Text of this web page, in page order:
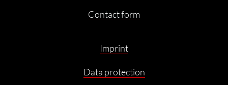
Contact form
Imprint
Data protection